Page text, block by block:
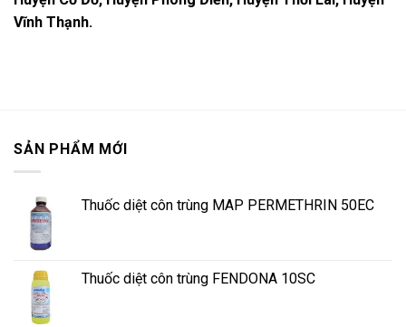
Vĩnh Thạnh.
SẢN PHẨM MỚI
Thuốc diệt côn trùng MAP PERMETHRIN 50EC
Thuốc diệt côn trùng FENDONA 10SC